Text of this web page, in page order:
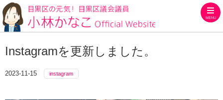
MENU
Instagramを更新しました。
2023-11-15 instagram